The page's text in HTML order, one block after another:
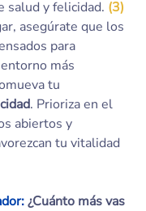
salud y felicidad. (3)
asegúrate que los
​​para
más
tu
. Prioriza en el
abiertos y
tu vitalidad
¿Cuánto más vas